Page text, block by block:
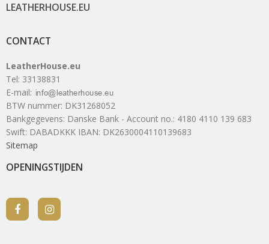
LEATHERHOUSE.EU
CONTACT
LeatherHouse.eu
Tel: 33138831
E-mail:
BTW nummer: DK31268052
Bankgegevens: Danske Bank - Account no.: 4180 4110 139 683
Swift: DABADKKK IBAN: DK2630004110139683
Sitemap
OPENINGSTIJDEN